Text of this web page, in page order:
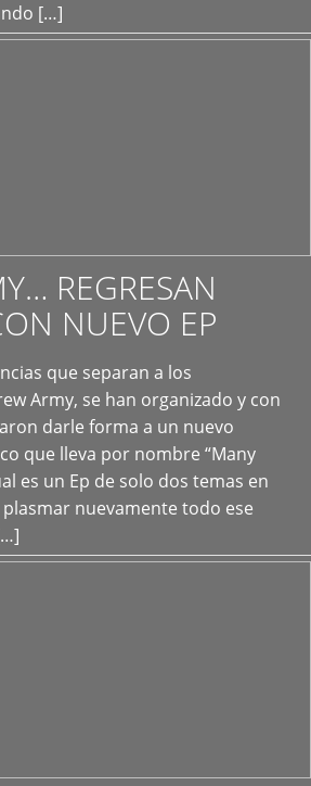
[…]
REGRESAN
NUEVO EP
que separan a los
Army, se han organizado y con
darle forma a un nuevo
que lleva por nombre “Many
es un Ep de solo dos temas en
nuevamente todo ese
+